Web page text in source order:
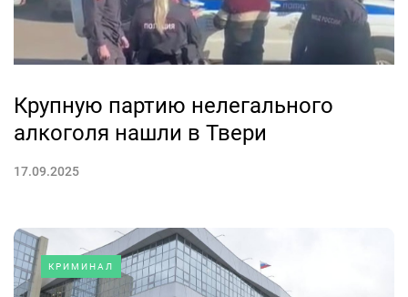
Крупную партию нелегального
алкоголя нашли в Твери
17.09.2025
КРИМИНАЛ